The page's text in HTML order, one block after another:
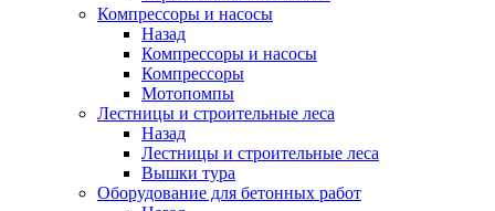
Компрессоры и насосы
Назад
Компрессоры и насосы
Компрессоры
Мотопомпы
Лестницы и строительные леса
Назад
Лестницы и строительные леса
Вышки тура
Оборудование для бетонных работ